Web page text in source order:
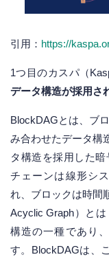
引用： https://
1つ目のカスパ（
データ構造が採用さ
BlockDAGとは、ブ
み合わせたデータ構
タ構造を採用した
チェーンは線形シ
れ、ブロックは時間
Acyclic Graph）と
構造の一種であり
す。BlockDAGは、